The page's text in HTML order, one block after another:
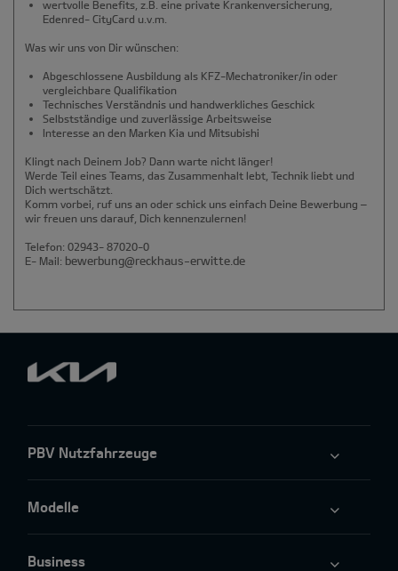
wertvolle Benefits, z.B. eine private Krankenversicherung,
Edenred- CityCard u.v.m.
Was wir uns von Dir wünschen:
Abgeschlossene Ausbildung als KFZ-Mechatroniker/in oder
vergleichbare Qualifikation
Technisches Verständnis und handwerkliches Geschick
Selbstständige und zuverlässige Arbeitsweise
Interesse an den Marken Kia und Mitsubishi
Klingt nach Deinem Job? Dann warte nicht länger!
Werde Teil eines Teams, das Zusammenhalt lebt, Technik liebt und
Dich wertschätzt.
Komm vorbei, ruf uns an oder schick uns einfach Deine Bewerbung –
wir freuen uns darauf, Dich kennenzulernen!
Telefon: 02943- 87020-0
E- Mail: bewerbung@reckhaus-erwitte.de
PBV Nutzfahrzeuge
Modelle
Business